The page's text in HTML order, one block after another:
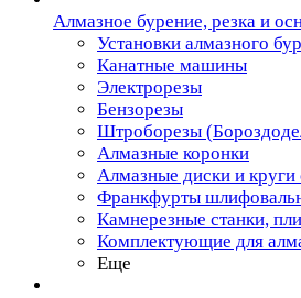
Алмазное бурение, резка и
Установки алмазного
Канатные машины
Электрорезы
Бензорезы
Штроборезы
Алмазные коронки
Алмазные диски и круги
Франкфурты
Камнерезные станки,
Комплектующие для
Еще